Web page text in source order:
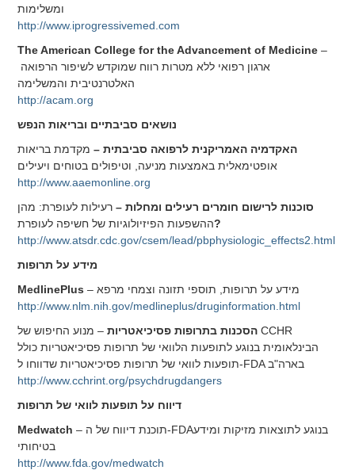
ומשלימות
http://www.iprogressivemed.com
The American College for the Advancement of Medicine –
האלטרנטיבית והמשלימה
http://acam.org
נושאים סביבתיים ובריאות הנפש
האקדמיה האמריקנית לרפואה סביבתית–מקדמת בריאות
אופטימאלית באמצעות מניעה, וטיפולים בטוחים ויעילים
http://www.aaemonline.org
סוכנות לרישום חומרים רעילים ומחלות–רעילות לעופרת: מהן
ההשפעות הפיזיולוגיות של חשיפה לעופרת?
http://www.atsdr.cdc.gov/csem/lead/pbphysiologic_effects2.html
מידע על תרופות
MedlinePlus
– מידע על תרופות, תוספי תזונה וצמחי מרפא
http://www.nlm.nih.gov/medlineplus/druginformation.html
הסכנות בתרופות פסיכיאטריות– מנוע החיפוש של CCHR
הבינלאומית בנוגע לתופעות הלוואי של תרופות פסיכיאטריות כולל
תופעות לוואי של תרופות פסיכיאטריות שדווחו ל-FDA בארה"ב
http://www.cchrint.org/psychdrugdangers
דיווח על תופעות לוואי של תרופות
Medwatch– תוכנת דיווח של ה-FDAבנוגע לתוצאות מזיקות ומידע
בטיחותי
http://www.fda.gov/medwatch